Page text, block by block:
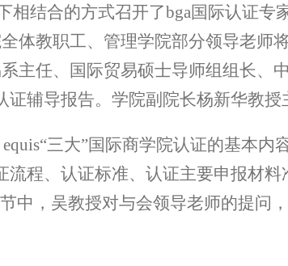
相结合的方式召开了bga国际认证专
体教职工、管理学院部分领导老师
主任、国际贸易硕士导师组组长、中
证辅导报告。学院副院长杨新华教授
equis“三大”国际商学院认证的基本内
流程、认证标准、认证主要申报材料
中，吴教授对与会领导老师的提问